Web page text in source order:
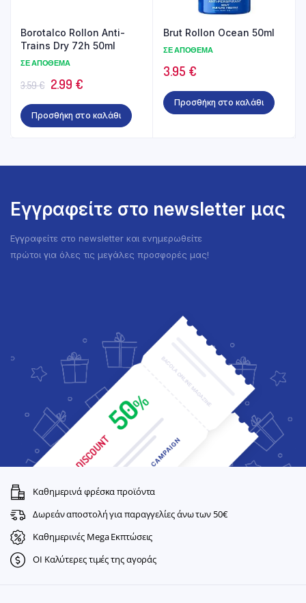
Borotalco Rollon Anti-
Trains Dry 72h 50ml
ΣΕ ΑΠΌΘΕΜΑ
3.59€ Original
price
was:
2.99 €Η
τρέχουσα
τιμή
Προσθήκη στο καλάθι
Brut Rollon Ocean 50ml
ΣΕ ΑΠΌΘΕΜΑ
3.95 €
Προσθήκη στο καλάθι
Εγγραφείτε στο newsletter μας
Εγγραφείτε στο newsletter και ενημερωθείτε
πρώτοι για όλες τις μεγάλες προσφορές μας!
Καθημερινά φρέσκα προϊόντα
Δωρεάν αποστολή για παραγγελίες άνω των 50€
Καθημερινές Mega Εκπτώσεις
ΟΙ Καλύτερες τιμές της αγοράς